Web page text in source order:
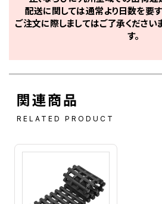
配送に関しては通常より日数を要す
ご注文に際しましてはご了承くださ
す。
関連商品
RELATED PRODUCT